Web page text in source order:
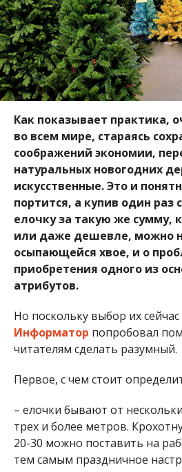
Как показывает практика,
во всем мире, стараясь
соображений экономии,
натуральных новогодних
искусственные. Это и
портится, а купив один раз
елочку за такую же сумму,
или даже дешевле, можно
осыпающейся хвое, и о
приобретения одного из
атрибутов.
Но поскольку выбор их
Информатор попробовал
читателям сделать разумный.
Первое, с чем стоит
– елочки бывают от
трех и более метров.
20-30 можно поставить на
тем самым праздничное